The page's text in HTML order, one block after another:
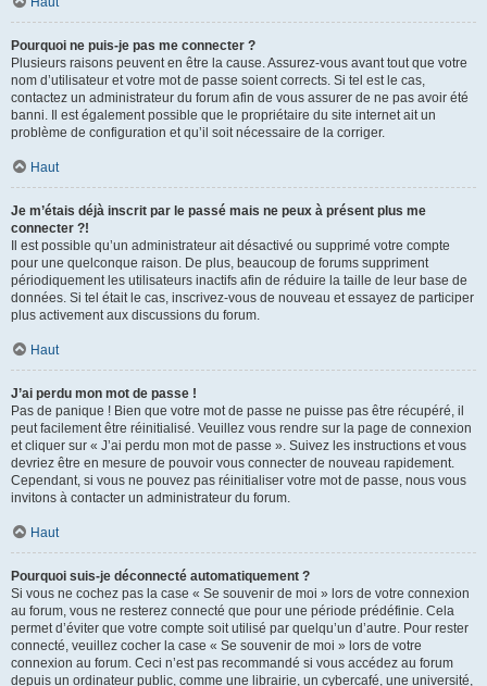
Pourquoi ne puis-je pas me connecter ?
Plusieurs raisons peuvent en être la cause. Assurez-vous avant tout que votre
nom d’utilisateur et votre mot de passe soient corrects. Si tel est le cas,
contactez un administrateur du forum afin de vous assurer de ne pas avoir été
banni. Il est également possible que le propriétaire du site internet ait un
problème de configuration et qu’il soit nécessaire de la corriger.
Haut
Je m’étais déjà inscrit par le passé mais ne peux à présent plus me
connecter ?!
Il est possible qu’un administrateur ait désactivé ou supprimé votre compte
pour une quelconque raison. De plus, beaucoup de forums suppriment
périodiquement les utilisateurs inactifs afin de réduire la taille de leur base de
données. Si tel était le cas, inscrivez-vous de nouveau et essayez de participer
plus activement aux discussions du forum.
Haut
J’ai perdu mon mot de passe !
Pas de panique ! Bien que votre mot de passe ne puisse pas être récupéré, il
peut facilement être réinitialisé. Veuillez vous rendre sur la page de connexion
et cliquer sur « J’ai perdu mon mot de passe ». Suivez les instructions et vous
devriez être en mesure de pouvoir vous connecter de nouveau rapidement.
Cependant, si vous ne pouvez pas réinitialiser votre mot de passe, nous vous
invitons à contacter un administrateur du forum.
Haut
Pourquoi suis-je déconnecté automatiquement ?
Si vous ne cochez pas la case « Se souvenir de moi » lors de votre connexion
au forum, vous ne resterez connecté que pour une période prédéfinie. Cela
permet d’éviter que votre compte soit utilisé par quelqu’un d’autre. Pour rester
connecté, veuillez cocher la case « Se souvenir de moi » lors de votre
connexion au forum. Ceci n’est pas recommandé si vous accédez au forum
depuis un ordinateur public, comme une librairie, un cybercafé, une université,